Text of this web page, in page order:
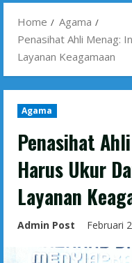
Home
Agama
Penasihat Ahli Menag:
Layanan Keagamaan
Agama
Penasihat
Harus Ukur
Layanan
Admin Post Februari